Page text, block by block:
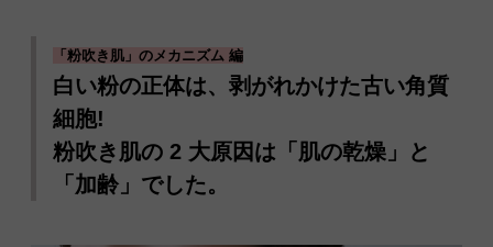
「粉吹き肌」のメカニズム 編
白い粉の正体は、剥がれかけた古い角質
細胞!
粉吹き肌の 2 大原因は「肌の乾燥」と
「加齢」でした。